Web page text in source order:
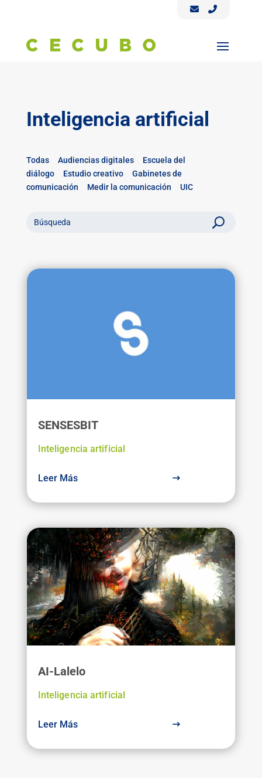
Inteligencia artificial
Todas Audiencias digitales
Escuela del
diálogo
Estudio creativo
Gabinetes de
comunicación
Medir la comunicación UIC
SENSESBIT
Inteligencia artificial
Leer Más
AI-Lalelo
Inteligencia artificial
Leer Más